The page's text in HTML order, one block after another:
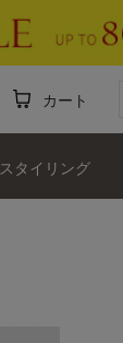
カート
スタイリング